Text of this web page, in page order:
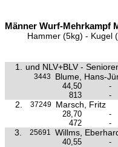
Männer Wurf-Mehrkampf
Hammer (5kg) - Kugel
1. und NLV+BLV -
3443 Blume, Hans-
44,50 -
813
-
2. 37249 Marsch, Fritz
28,70 -
472
-
3. 25691 Willms,
40,55 -